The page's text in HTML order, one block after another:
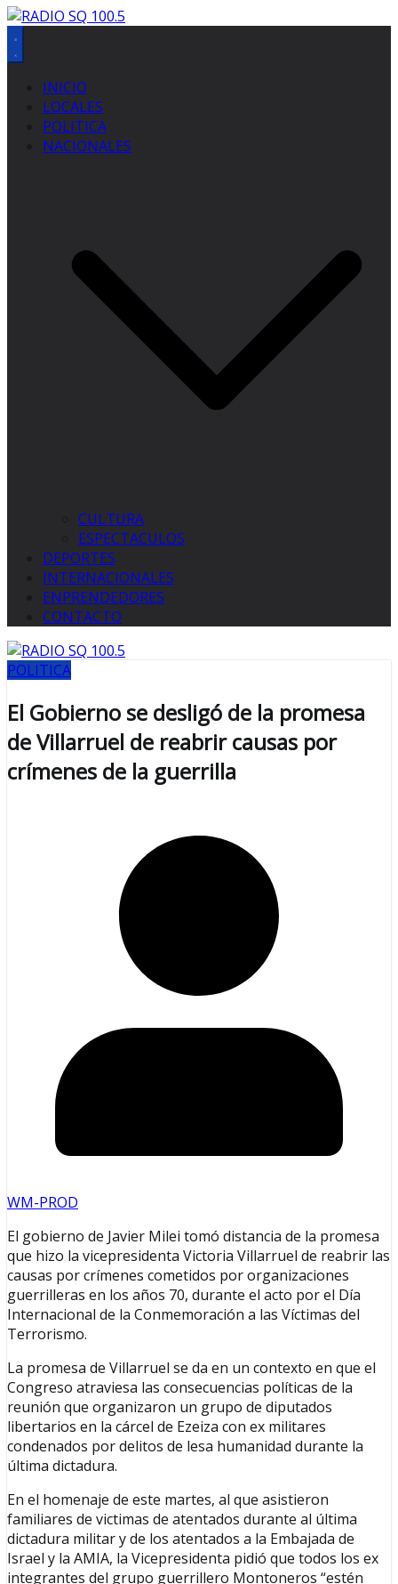
INICIO
LOCALES
POLITICA
NACIONALES
CULTURA
ESPECTACULOS
DEPORTES
INTERNACIONALES
ENPRENDEDORES
CONTACTO
POLITICA
El Gobierno se desligó de la promesa
de Villarruel de reabrir causas por
crímenes de la guerrilla
WM-PROD
El gobierno de Javier Milei tomó distancia de la promesa
que hizo la vicepresidenta Victoria Villarruel de reabrir las
causas por crímenes cometidos por organizaciones
guerrilleras en los años 70, durante el acto por el Día
Internacional de la Conmemoración a las Víctimas del
Terrorismo.
La promesa de Villarruel se da en un contexto en que el
Congreso atraviesa las consecuencias políticas de la
reunión que organizaron un grupo de diputados
libertarios en la cárcel de Ezeiza con ex militares
condenados por delitos de lesa humanidad durante la
última dictadura.
En el homenaje de este martes, al que asistieron
familiares de victimas de atentados durante al última
dictadura militar y de los atentados a la Embajada de
Israel y la AMIA, la Vicepresidenta pidió que todos los ex
integrantes del grupo guerrillero Montoneros “estén